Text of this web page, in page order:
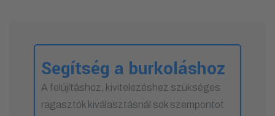
Segítség a burkoláshoz
A felújításhoz, kivitelezéshez szükséges
ragasztók kiválasztásnál sok szempontot